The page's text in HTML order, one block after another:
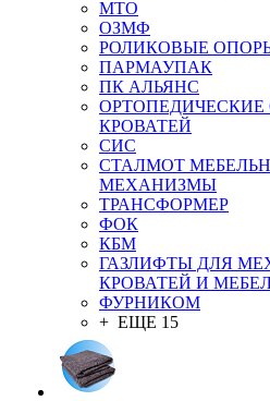
MTO
ОЗМФ
РОЛИКОВЫЕ
ПАРМАУПАК
ПК АЛЬЯНС
КРОВАТЕЙ
СИС
СТАЛМОТ
МЕХАНИЗМЫ
ТРАНСФОРМЕР
ФОК
КБМ
ГАЗЛИФТЫ ДЛЯ
КРОВАТЕЙ И
ФУРНИКОМ
+ ЕЩЕ 15